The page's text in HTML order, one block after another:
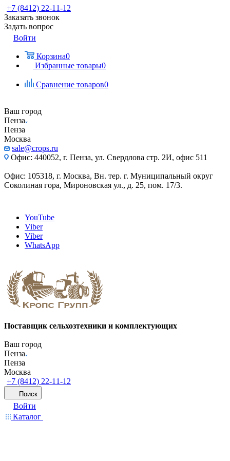
+7 (8412) 22-11-12
Заказать звонок
Задать вопрос
Войти
Корзина0
Избранные товары0
Сравнение товаров0
Ваш город
Пенза
Пенза
Москва
sale@crops.ru
Офис: 440052, г. Пенза, ул. Свердлова стр. 2И, офис 511
Офис: 105318, г. Москва, Вн. тер. г. Муниципальный округ
Соколиная гора, Мироновская ул., д. 25, пом. 17/3.
YouTube
Viber
Viber
WhatsApp
Поставщик сельхозтехники и комплектующих
Ваш город
Пенза
Пенза
Москва
+7 (8412) 22-11-12
Поиск
Войти
Каталог